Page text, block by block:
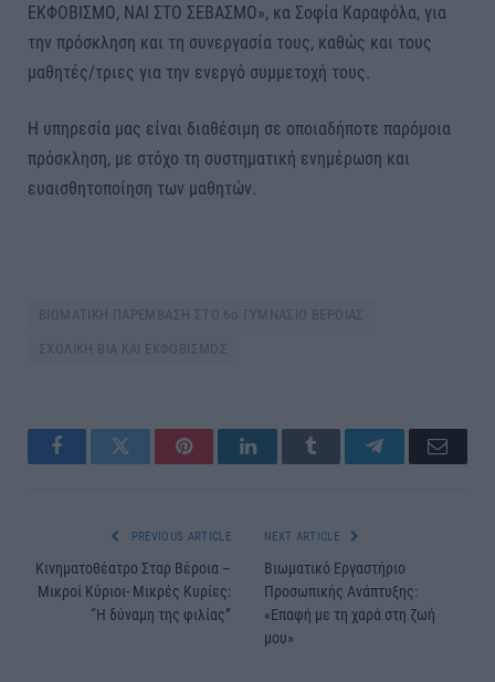
ΕΚΦΟΒΙΣΜΟ, ΝΑΙ ΣΤΟ ΣΕΒΑΣΜΟ», κα Σοφία Καραφόλα, για
την πρόσκληση και τη συνεργασία τους, καθώς και τους
μαθητές/τριες για την ενεργό συμμετοχή τους.
Η υπηρεσία μας είναι διαθέσιμη σε οποιαδήποτε παρόμοια
πρόσκληση, με στόχο τη συστηματική ενημέρωση και
ευαισθητοποίηση των μαθητών.
ΒΙΩΜΑΤΙΚΗ ΠΑΡΕΜΒΑΣΗ ΣΤΟ 6ο ΓΥΜΝΑΣΙΟ ΒΕΡΟΙΑΣ
ΣΧΟΛΙΚΗ ΒΙΑ ΚΑΙ ΕΚΦΟΒΙΣΜΟΣ
FacebookTwitter PinterestLinkedInTumblr TelegramEmail
PREVIOUS ARTICLE
Κινηματοθέατρο Σταρ Βέροια –
Μικροί Κύριοι- Μικρές Κυρίες:
“Η δύναμη της φιλίας”
NEXT ARTICLE
Βιωματικό Εργαστήριο
Προσωπικής Ανάπτυξης:
«Επαφή με τη χαρά στη ζωή
μου»